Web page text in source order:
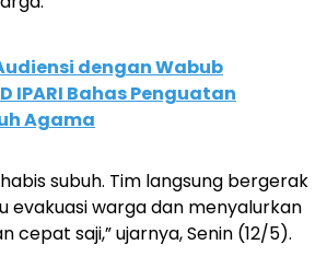
dengan Wabub
IPARI Bahas Penguatan
Agama
subuh. Tim langsung bergerak
warga dan menyalurkan
cepat saji,” ujarnya, Senin (12/5).